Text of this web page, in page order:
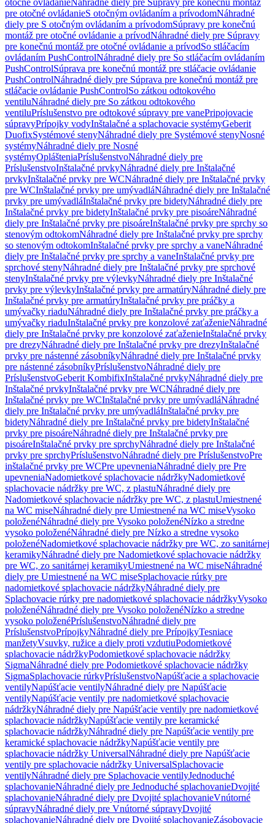
otočné ovládanieNáhradné diely pre Súpravy pre konečnú montáž
pre otočné ovládanieS otočným ovládaním a prívodomNáhradné
diely pre S otočným ovládaním a prívodomSúpravy pre konečnú
montáž pre otočné ovládanie a prívodNáhradné diely pre Súpravy
pre konečnú montáž pre otočné ovládanie a prívodSo stláčacím
ovládaním PushControlNáhradné diely pre So stláčacím ovládaním
PushControlSúprava pre konečnú montáž pre stláčacie ovládanie
PushControlNáhradné diely pre Súprava pre konečnú montáž pre
stláčacie ovládanie PushControlSo zátkou odtokového
ventiluNáhradné diely pre So zátkou odtokového
ventiluPríslušenstvo pre odtokové súpravy pre vanePripojovacie
súpravyPrípojky vodyInštalačné a splachovacie systémyGeberit
DuofixSystémové stenyNáhradné diely pre Systémové stenyNosné
systémyNáhradné diely pre Nosné
systémyOplášteniaPríslušenstvoNáhradné diely pre
PríslušenstvoInštalačné prvkyNáhradné diely pre Inštalačné
prvkyInštalačné prvky pre WCNáhradné diely pre Inštalačné prvky
pre WCInštalačné prvky pre umývadláNáhradné diely pre Inštalačné
prvky pre umývadláInštalačné prvky pre bidetyNáhradné diely pre
Inštalačné prvky pre bidetyInštalačné prvky pre pisoáreNáhradné
diely pre Inštalačné prvky pre pisoáreInštalačné prvky pre sprchy so
stenovým odtokomNáhradné diely pre Inštalačné prvky pre sprchy
so stenovým odtokomInštalačné prvky pre sprchy a vaneNáhradné
diely pre Inštalačné prvky pre sprchy a vaneInštalačné prvky pre
sprchové stenyNáhradné diely pre Inštalačné prvky pre sprchové
stenyInštalačné prvky pre výlevkyNáhradné diely pre Inštalačné
prvky pre výlevkyInštalačné prvky pre armatúryNáhradné diely pre
Inštalačné prvky pre armatúryInštalačné prvky pre práčky a
umývačky riaduNáhradné diely pre Inštalačné prvky pre práčky a
umývačky riaduInštalačné prvky pre konzolové zaťaženieNáhradné
diely pre Inštalačné prvky pre konzolové zaťaženieInštalačné prvky
pre drezyNáhradné diely pre Inštalačné prvky pre drezyInštalačné
prvky pre nástenné zásobníkyNáhradné diely pre Inštalačné prvky
pre nástenné zásobníkyPríslušenstvoNáhradné diely pre
PríslušenstvoGeberit KombifixInštalačné prvkyNáhradné diely pre
Inštalačné prvkyInštalačné prvky pre WCNáhradné diely pre
Inštalačné prvky pre WCInštalačné prvky pre umývadláNáhradné
diely pre Inštalačné prvky pre umývadláInštalačné prvky pre
bidetyNáhradné diely pre Inštalačné prvky pre bidetyInštalačné
prvky pre pisoáreNáhradné diely pre Inštalačné prvky pre
pisoáreInštalačné prvky pre sprchyNáhradné diely pre Inštalačné
prvky pre sprchyPríslušenstvoNáhradné diely pre PríslušenstvoPre
inštalačné prvky pre WCPre upevneniaNáhradné diely pre Pre
upevneniaNadomietkové splachovacie nádržkyNadomietkové
splachovacie nádržky pre WC, z plastuNáhradné diely pre
Nadomietkové splachovacie nádržky pre WC, z plastuUmiestnené
na WC miseNáhradné diely pre Umiestnené na WC miseVysoko
položenéNáhradné diely pre Vysoko položenéNízko a stredne
vysoko položenéNáhradné diely pre Nízko a stredne vysoko
položenéNadomietkové splachovacie nádržky pre WC, zo sanitárnej
keramikyNáhradné diely pre Nadomietkové splachovacie nádržky
pre WC, zo sanitárnej keramikyUmiestnené na WC miseNáhradné
diely pre Umiestnené na WC miseSplachovacie rúrky pre
nadomietkové splachovacie nádržkyNáhradné diely pre
Splachovacie rúrky pre nadomietkové splachovacie nádržkyVysoko
položenéNáhradné diely pre Vysoko položenéNízko a stredne
vysoko položenéPríslušenstvoNáhradné diely pre
PríslušenstvoPrípojkyNáhradné diely pre PrípojkyTesniace
manžetyVsuvky, ružice a diely proti vzdutiuPodomietkové
splachovacie nádržkyPodomietkové splachovacie nádržky
SigmaNáhradné diely pre Podomietkové splachovacie nádržky
SigmaSplachovacie rúrkyPríslušenstvoNapúšťacie a splachovacie
ventilyNapúšťacie ventilyNáhradné diely pre Napúšťacie
ventilyNapúšťacie ventily pre nadomietkové splachovacie
nádržkyNáhradné diely pre Napúšťacie ventily pre nadomietkové
splachovacie nádržkyNapúšťacie ventily pre keramické
splachovacie nádržkyNáhradné diely pre Napúšťacie ventily pre
keramické splachovacie nádržkyNapúšťacie ventily pre
splachovacie nádržky UniversalNáhradné diely pre Napúšťacie
ventily pre splachovacie nádržky UniversalSplachovacie
ventilyNáhradné diely pre Splachovacie ventilyJednoduché
splachovanieNáhradné diely pre Jednoduché splachovanieDvojité
splachovanieNáhradné diely pre Dvojité splachovanieVnútorné
súpravyNáhradné diely pre Vnútorné súpravyDvojité
splachovanieNáhradné diely pre Dvojité splachovanieZásobovacie